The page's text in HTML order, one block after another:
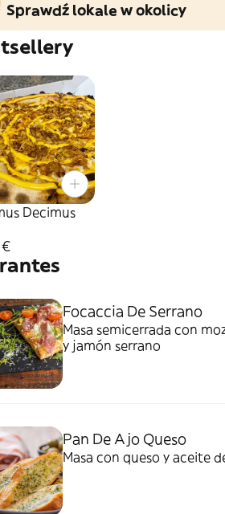
Sprawdź lokale w okolicy
Decimus
€
Focaccia De Serrano
Masa semicerrada con
y jamón serrano
Pan De Ajo Queso
Masa con queso y aceite